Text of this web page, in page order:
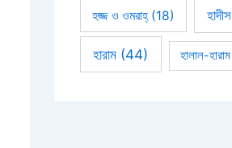
হজ্জ ও ওমরাহ্‌(18) হাদীস
হারাম (44) হালাল-হারাম